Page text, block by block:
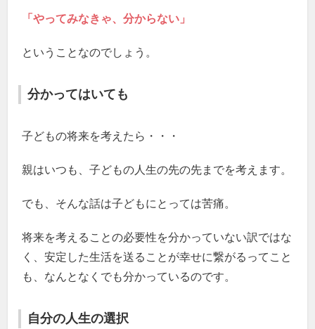
「やってみなきゃ、分からない」
ということなのでしょう。
分かってはいても
子どもの将来を考えたら・・・
親はいつも、子どもの人生の先の先までを考えます。
でも、そんな話は子どもにとっては苦痛。
将来を考えることの必要性を分かっていない訳ではな
く、安定した生活を送ることが幸せに繋がるってこと
も、なんとなくでも分かっているのです。
自分の人生の選択